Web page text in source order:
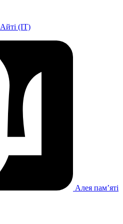
Айті (IT)
Алея памʼяті